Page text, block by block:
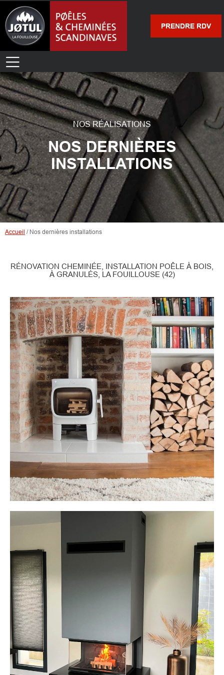
PRENDRE RDV
NOS RÉALISATIONS
NOS DERNIÈRES
INSTALLATIONS
Accueil / Nos dernières installations
RÉNOVATION CHEMINÉE, INSTALLATION POÊLE À BOIS,
À GRANULÉS, LA FOUILLOUSE (42)